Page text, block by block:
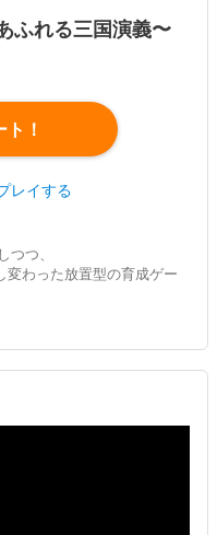
ふれる三国演義〜
！
レイする
つつ、
変わった放置型の育成ゲー
規模。
き出す”武将もおり、
草を見せてくれます。